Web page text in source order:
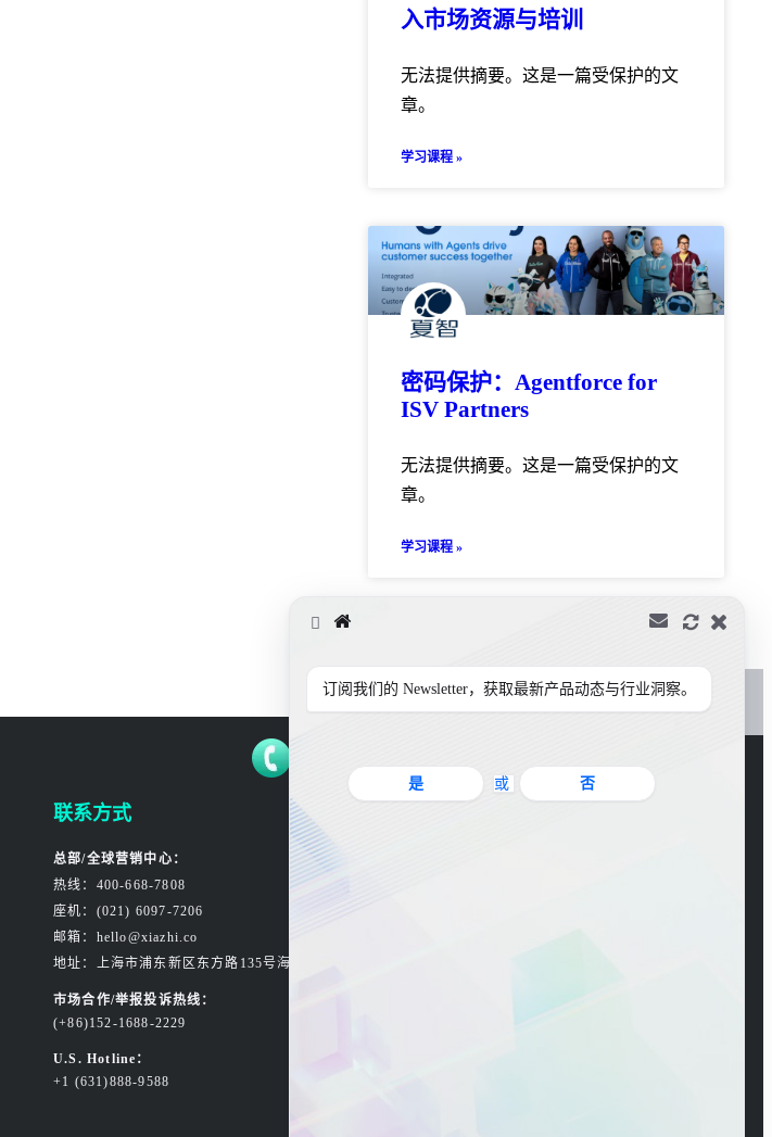
入市场资源与培训
无法提供摘要。这是一篇受保护的文
章。
学习课程 »
密码保护：Agentforce for
ISV Partners
无法提供摘要。这是一篇受保护的文
章。
学习课程 »
联系方式
总部/全球营销中心：
热线：400-668-7808
座机：(021) 6097-7206
邮箱：hello@xiazhi.co
地址：上海市浦东新区东方路135号海东大楼3楼
市场合作/举报投诉热线：
(+86)152-1688-2229
U.S. Hotline：
+1 (631)888-9588
订阅我们的 Newsletter，获取最新产品动态与行业洞察。
是 或 否